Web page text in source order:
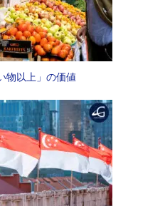
物以上」の価値